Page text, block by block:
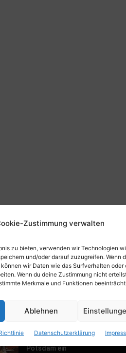
Zustimmung verwalten
zu bieten, verwenden wir Technologien
und/oder darauf zuzugreifen. Wenn
wir Daten wie das Surfverhalten oder
Wenn du deine Zustimmung nicht
Merkmale und Funktionen
Ablehnen
Datenschutzerklärung
POSTS
Tulpenfest läutet Frühling in
Potsdam ein